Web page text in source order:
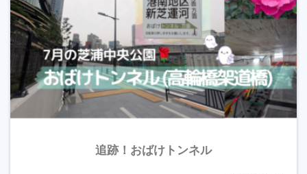
追跡！おばけトンネル